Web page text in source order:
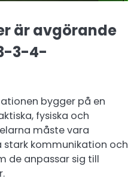
är avgörande
3-4-
bygger på en
fysiska och
måste vara
stark kommunikation och
de anpassar sig till